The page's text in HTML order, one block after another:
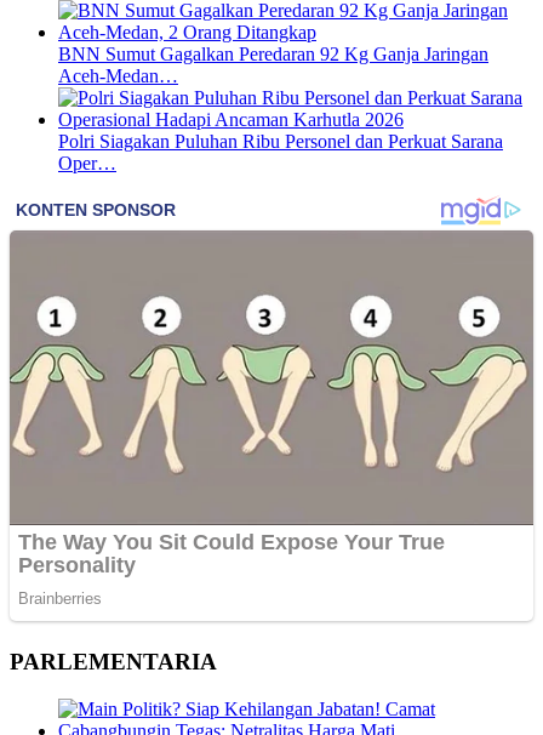
BNN Sumut Gagalkan Peredaran 92 Kg Ganja Jaringan
Aceh-Medan…
Polri Siagakan Puluhan Ribu Personel dan Perkuat Sarana
Oper…
PARLEMENTARIA